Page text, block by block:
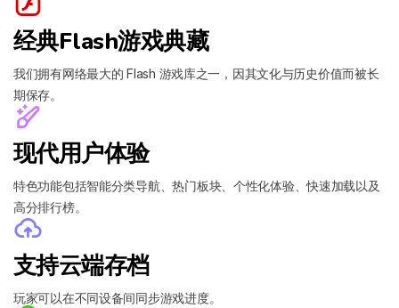
经典Flash游戏典藏
我们拥有网络最大的 Flash 游戏库之一，因其文化与历史价值而被长
期保存。
现代用户体验
特色功能包括智能分类导航、热门板块、个性化体验、快速加载以及
高分排行榜。
支持云端存档
玩家可以在不同设备间同步游戏进度。